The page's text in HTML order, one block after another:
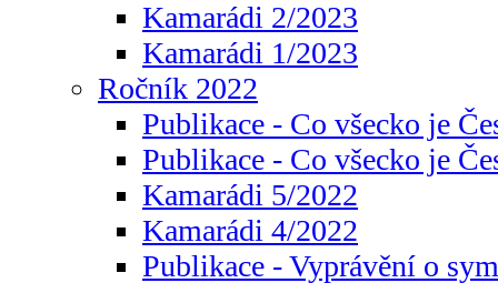
Kamarádi 2/2023
Kamarádi 1/2023
Ročník 2022
Publikace - Co všecko je
Publikace - Co všecko je
Kamarádi 5/2022
Kamarádi 4/2022
Publikace - Vyprávění o